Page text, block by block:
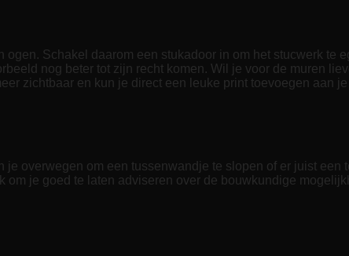
Schakel daarom een stukadoor in om het stucwerk te
nog beter tot zijn recht komen. Wil je voor de muren
zichtbaar en kun je direct een leuke print toevoegen aan je
overwegen om een tussenwandje te slopen of er juist een
je goed te laten adviseren over de bouwkundige